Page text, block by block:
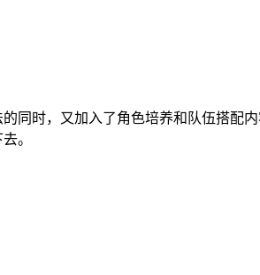
同时，又加入了角色培养和队伍搭配
。